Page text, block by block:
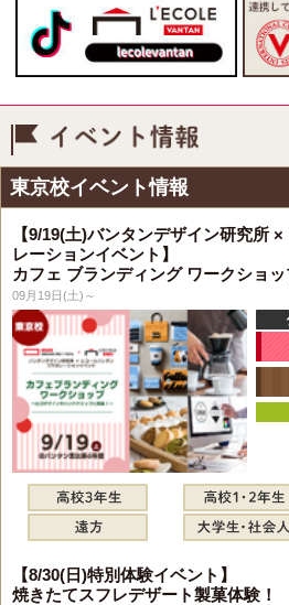
東京校イベント情報
【9/19(土)バンタンデザイン研究所
レーションイベント】
カフェ ブランディング ワークショッ
09月19日(土)～
【8/30(日)特別体験イベント】
焼きたてスフレデザート製菓体験！